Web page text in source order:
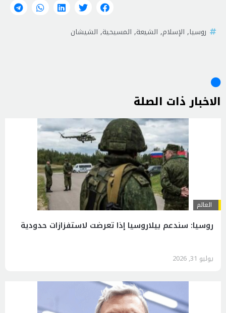
روسيا, الإسلام, الشيعة, المسيحية, الشيشان
الاخبار ذات الصلة
العالم
روسيا: سندعم بيلاروسيا إذا تعرضت لاستفزازات حدودية
يوليو 31, 2026